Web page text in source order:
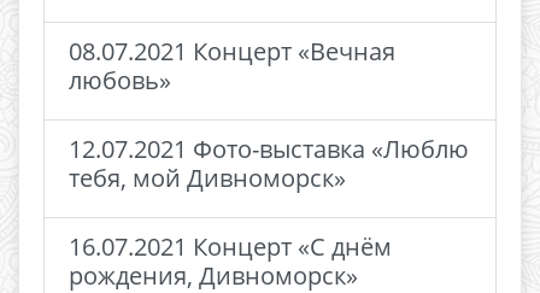
08.07.2021 Концерт «Вечная
любовь»
12.07.2021 Фото-выставка «Люблю
тебя, мой Дивноморск»
16.07.2021 Концерт «С днём
рождения, Дивноморск»